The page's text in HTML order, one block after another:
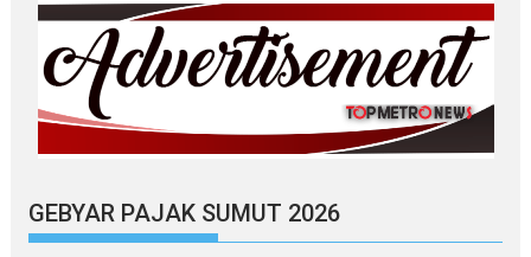
GEBYAR PAJAK SUMUT 2026